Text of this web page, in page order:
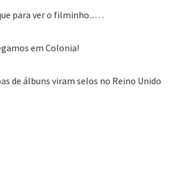
para ver o filminho...…
em Colonia!
de álbuns viram selos no Reino Unido